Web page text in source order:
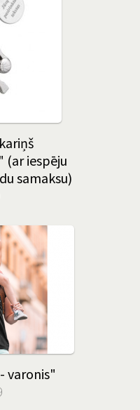
iespēju
samaksu)
varonis"